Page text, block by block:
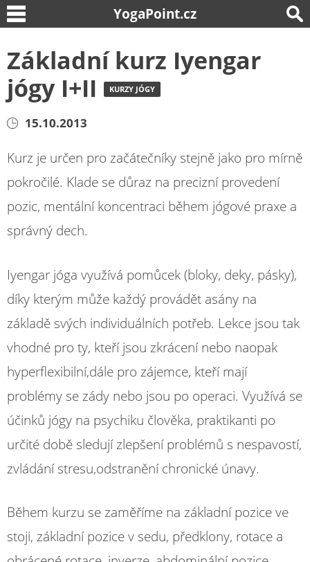
YogaPoint.cz
Základní kurz Iyengar
jógy I+II
KURZY JÓGY
15.10.2013
Kurz je určen pro začátečníky stejně jako pro mírně
pokročilé. Klade se důraz na precizní provedení
pozic, mentální koncentraci během jógové praxe a
správný dech.
Iyengar jóga využívá pomůcek (bloky, deky, pásky),
díky kterým může každý provádět asány na
základě svých individuálních potřeb. Lekce jsou tak
vhodné pro ty, kteří jsou zkrácení nebo naopak
hyperflexibilní,dále pro zájemce, kteří mají
problémy se zády nebo jsou po operaci. Využívá se
účinků jógy na psychiku člověka, praktikanti po
určité době sledují zlepšení problémů s nespavostí,
zvládání stresu,odstranění chronické únavy.
Během kurzu se zaměříme na základní pozice ve
stoji, základní pozice v sedu, předklony, rotace a